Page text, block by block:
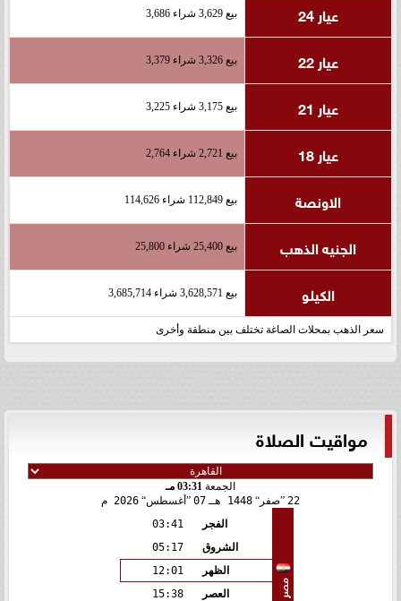
عيار 24
بيع 3,629 شراء 3,686
عيار 22 بيع 3,326 شراء 3,379
عيار 21 بيع 3,175 شراء 3,225
عيار 18 بيع 2,721 شراء 2,764
الاونصة بيع 112,849 شراء 114,626
الجنيه الذهب بيع 25,400 شراء 25,800
الكيلو بيع 3,628,571 شراء 3,685,714
سعر الذهب بمحلات الصاغة تختلف بين منطقة وأخرى
مواقيت الصلاة
الجمعة 03:31 مـ
22
صفر 1448 هـ 07 أغسطس 2026 م
مصر
الفجر
03:41
الشروق
05:17
الظهر
12:01
العصر
15:38